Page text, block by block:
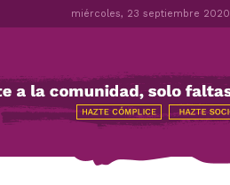
miércoles, 23 septiembre 2020